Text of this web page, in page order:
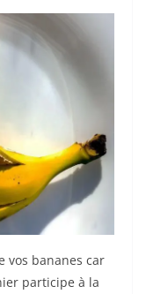
vos bananes car
participe à la